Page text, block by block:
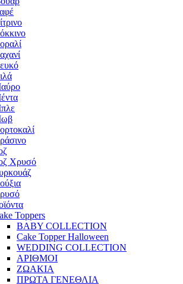
Χρυσό
Toppers
BABY COLLECTION
Cake Topper Halloween
WEDDING COLLECTION
ΑΡΙΘΜΟΙ
ΖΩΑΚΙΑ
ΠΡΩΤΑ ΓΕΝΕΘΛΙΑ